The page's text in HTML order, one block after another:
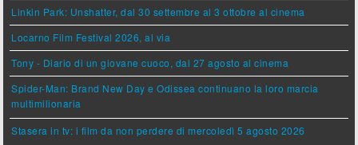
Linkin Park: Unshatter, dal 30 settembre al 3 ottobre al cinema
Locarno Film Festival 2026, al via
Tony - Diario di un giovane cuoco, dal 27 agosto al cinema
Spider-Man: Brand New Day e Odissea continuano la loro marcia
multimilionaria
Stasera in tv: i film da non perdere di mercoledì 5 agosto 2026